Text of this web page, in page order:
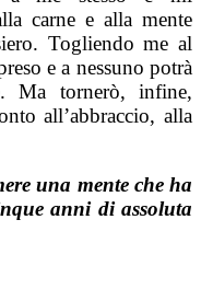
carne e alla mente
Togliendo me al
e a nessuno potrà
Ma tornerò, infine,
all’abbraccio, alla
una mente che ha
anni di assoluta